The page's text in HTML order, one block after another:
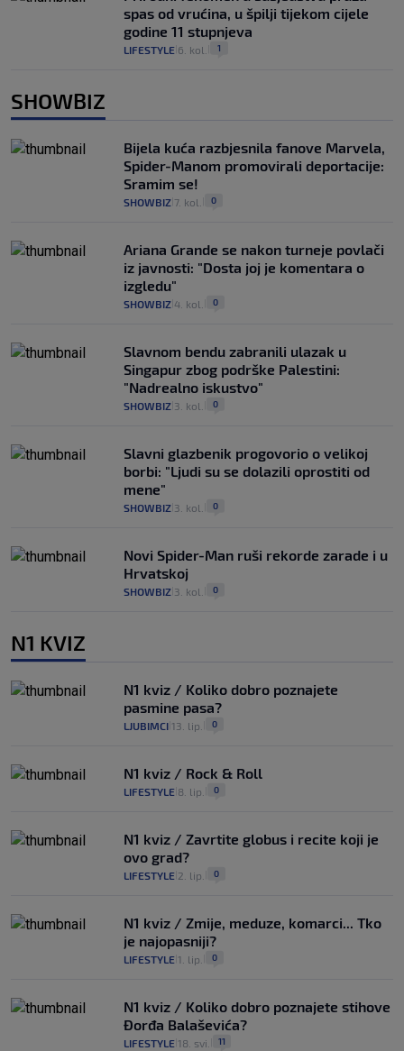
spas od vrućina, u špilji tijekom cijele
godine 11 stupnjeva
LIFESTYLE 6. kol. 1
SHOWBIZ
Bijela kuća razbjesnila fanove Marvela,
Spider-Manom promovirali deportacije:
Sramim se!
SHOWBIZ 7. kol. 0
Ariana Grande se nakon turneje povlači
iz javnosti: "Dosta joj je komentara o
izgledu"
SHOWBIZ 4. kol. 0
Slavnom bendu zabranili ulazak u
Singapur zbog podrške Palestini:
"Nadrealno iskustvo"
SHOWBIZ 3. kol. 0
Slavni glazbenik progovorio o velikoj
borbi: "Ljudi su se dolazili oprostiti od
mene"
SHOWBIZ 3. kol. 0
Novi Spider-Man ruši rekorde zarade i u
Hrvatskoj
SHOWBIZ 3. kol. 0
N1 KVIZ
N1 kviz / Koliko dobro poznajete
pasmine pasa?
LJUBIMCI 13. lip. 0
N1 kviz / Rock & Roll
LIFESTYLE 8. lip. 0
N1 kviz / Zavrtite globus i recite koji je
ovo grad?
LIFESTYLE 2. lip. 0
N1 kviz / Zmije, meduze, komarci... Tko
je najopasniji?
LIFESTYLE 1. lip. 0
N1 kviz / Koliko dobro poznajete stihove
Đorđa Balaševića?
LIFESTYLE 18. svi. 11